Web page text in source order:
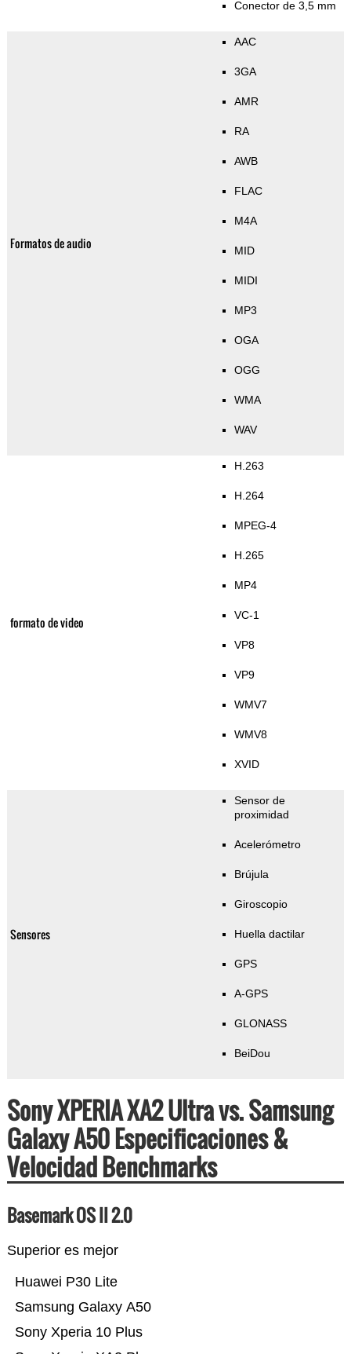
Conector de 3,5 mm
Formatos de audio
AAC
3GA
AMR
RA
AWB
FLAC
M4A
MID
MIDI
MP3
OGA
OGG
WMA
WAV
formato de video
H.263
H.264
MPEG-4
H.265
MP4
VC-1
VP8
VP9
WMV7
WMV8
XVID
Sensores
Sensor de
proximidad
Acelerómetro
Brújula
Giroscopio
Huella dactilar
GPS
A-GPS
GLONASS
BeiDou
Sony XPERIA XA2 Ultra vs. Samsung
Galaxy A50 Especificaciones &
Velocidad Benchmarks
Basemark OS II 2.0
Superior es mejor
Sony Xperia 10 Plus
Samsung Galaxy A50
Huawei P30 Lite